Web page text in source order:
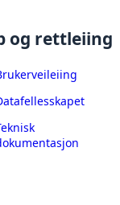
og rettleiing